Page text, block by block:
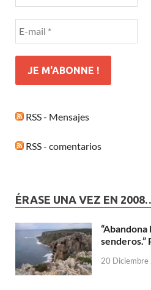
RSS - Mensajes
RSS - comentarios
ÉRASE UNA VEZ EN
senderos.”
20 Diciembre